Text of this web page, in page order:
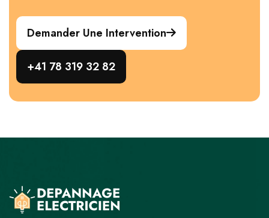
Demander Une Intervention
+41 78 319 32 82